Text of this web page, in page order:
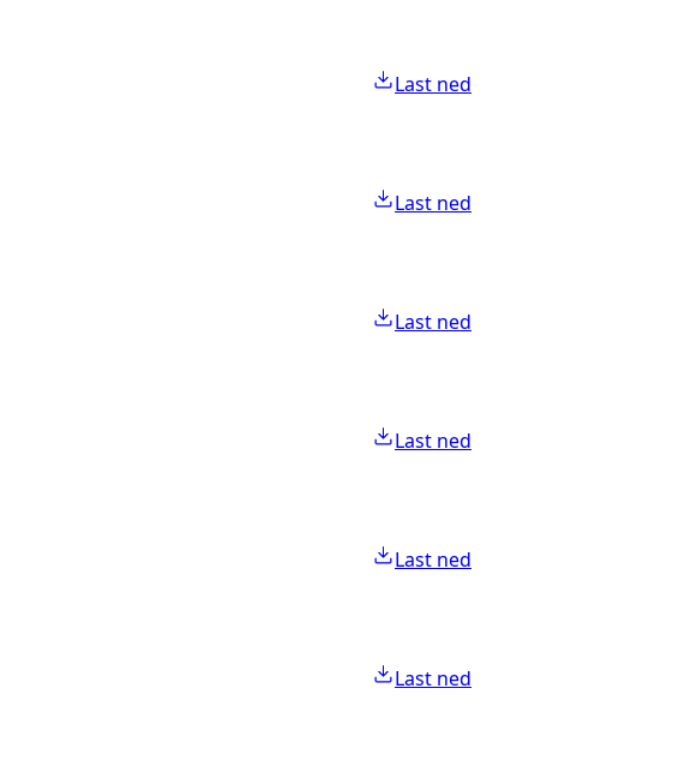
Last ned
Last ned
Last ned
Last ned
Last ned
Last ned